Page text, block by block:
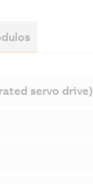
servo drive)